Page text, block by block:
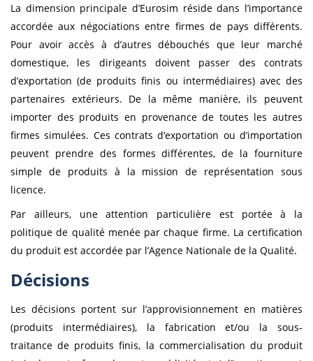
La dimension principale d’Eurosim réside dans l’importance
accordée aux négociations entre firmes de pays différents.
Pour avoir accès à d’autres débouchés que leur marché
domestique, les dirigeants doivent passer des contrats
d’exportation (de produits finis ou intermédiaires) avec des
partenaires extérieurs. De la même manière, ils peuvent
importer des produits en provenance de toutes les autres
firmes simulées. Ces contrats d’exportation ou d’importation
peuvent prendre des formes différentes, de la fourniture
simple de produits à la mission de représentation sous
licence.
Par ailleurs, une attention particulière est portée à la
politique de qualité menée par chaque firme. La certification
du produit est accordée par l’Agence Nationale de la Qualité.
Décisions
Les décisions portent sur l’approvisionnement en matières
(produits intermédiaires), la fabrication et/ou la sous-
traitance de produits finis, la commercialisation du produit